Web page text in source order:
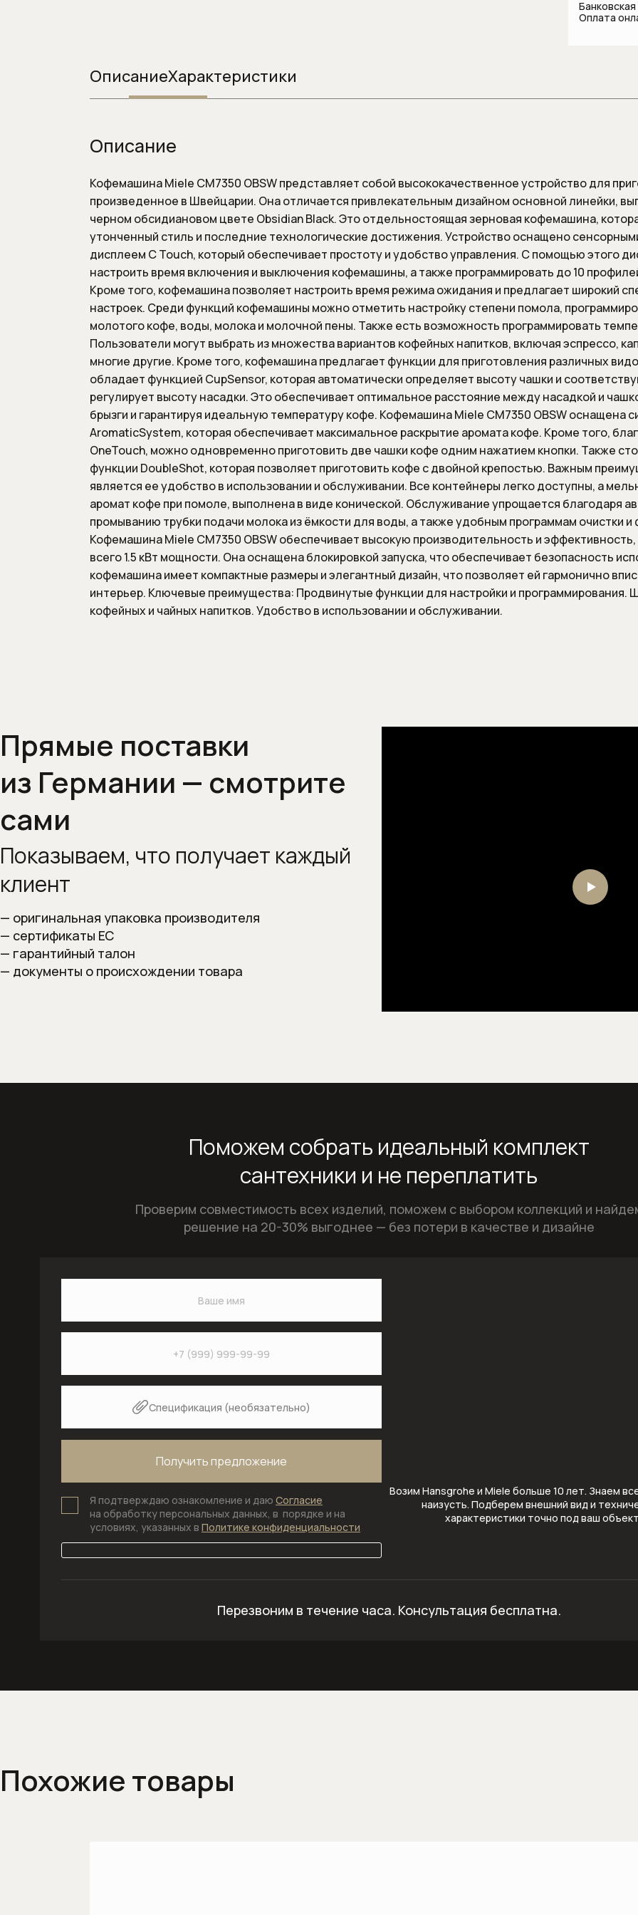
раковины
раковины
Гигиенические души
Изливы
Напольные смесители для
ванны
Напольные смесители для
раковины
Настенные смесители для
кухни
Настенные смесители для
раковины
Скрытые части смесителей
Смесители для биде
Смесители для ванны
Смесители для душа
Смесители для кухни
Смесители для кухни с
выдвижным (вытяжным)
изливом
Смесители для кухни с
систем
Оплата
ОписаниеХарактеристики
Описание
Кофемашина Miele CM7350 OBSW представляет собой высококачественное устройство для
произведенное в Швейцарии. Она отличается привлекательным дизайном основной линейки,
черном обсидиановом цвете Obsidian Black. Это отдельностоящая зерновая кофемашина,
утонченный стиль и последние технологические достижения. Устройство оснащено
дисплеем C Touch, который обеспечивает простоту и удобство управления. С помощью этого
настроить время включения и выключения кофемашины, а также программировать до 10
Кроме того, кофемашина позволяет настроить время режима ожидания и предлагает широкий
настроек. Среди функций кофемашины можно отметить настройку степени помола,
молотого кофе, воды, молока и молочной пены. Также есть возможность программировать
Пользователи могут выбрать из множества вариантов кофейных напитков, включая эспрессо,
многие другие. Кроме того, кофемашина предлагает функции для приготовления различных
обладает функцией CupSensor, которая автоматически определяет высоту чашки и
регулирует высоту насадки. Это обеспечивает оптимальное расстояние между насадкой и
брызги и гарантируя идеальную температуру кофе. Кофемашина Miele CM7350 OBSW оснащена
AromaticSystem, которая обеспечивает максимальное раскрытие аромата кофе. Кроме того,
OneTouch, можно одновременно приготовить две чашки кофе одним нажатием кнопки. Также
функции DoubleShot, которая позволяет приготовить кофе с двойной крепостью. Важным
является ее удобство в использовании и обслуживании. Все контейнеры легко доступны, а
аромат кофе при помоле, выполнена в виде конической. Обслуживание упрощается благодаря
промыванию трубки подачи молока из ёмкости для воды, а также удобным программам очистки
Кофемашина Miele CM7350 OBSW обеспечивает высокую производительность и
всего 1.5 кВт мощности. Она оснащена блокировкой запуска, что обеспечивает безопасность
кофемашина имеет компактные размеры и элегантный дизайн, что позволяет ей гармонично
интерьер. Ключевые преимущества: Продвинутые функции для настройки и программирования.
кофейных и чайных напитков. Удобство в использовании и обслуживании.
Прямые поставки
из Германии — смотрите
сами
Показываем, что получает каждый
клиент
— оригинальная упаковка производителя
— сертификаты ЕС
— гарантийный талон
— документы о происхождении товара
Поможем собрать идеальный комплект
сантехники и не переплатить
Проверим совместимость всех изделий, поможем с выбором коллекций и
решение на 20-30% выгоднее — без потери в качестве и дизайне
Спецификация (необязательно)
Я подтверждаю ознакомление и даю Согласие
на обработку персональных данных, в порядке и на
условиях, указанных в Политике конфиденциальности
Возим Hansgrohe и Miele больше 10 лет. Знаем
наизусть. Подберем внешний вид и
характеристики точно под ваш
Перезвоним в течение часа. Консультация бесплатна.
Похожие товары